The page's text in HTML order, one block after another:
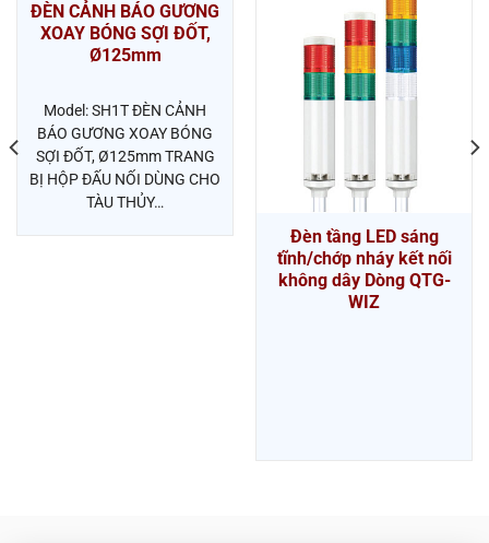
ĐÈN CẢNH BÁO GƯƠNG
XOAY BÓNG SỢI ĐỐT,
Ø125mm
Model: SH1T ĐÈN CẢNH
BÁO GƯƠNG XOAY BÓNG
SỢI ĐỐT, Ø125mm TRANG
BỊ HỘP ĐẤU NỐI DÙNG CHO
TÀU THỦY…
Đèn tầng LED sáng
tĩnh/chớp nháy kết nối
không dây Dòng QTG-
WIZ